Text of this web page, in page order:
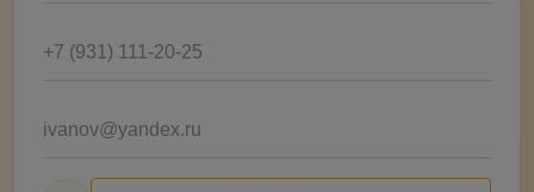
+7 (931) 111-20-25
ivanov@yandex.ru